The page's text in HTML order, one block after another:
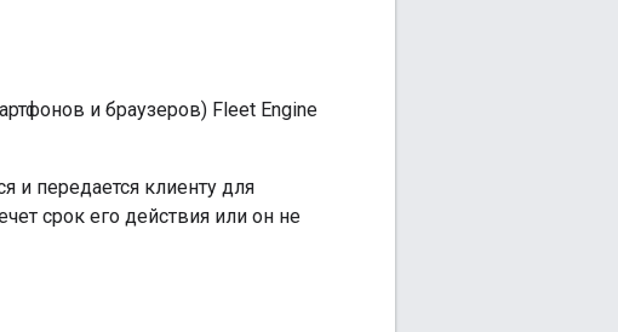
и браузеров) Fleet Engine
и передается клиенту для
срок его действия или он не